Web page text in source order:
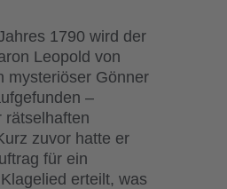
1790 wird der
Leopold von
mysteriöser Gönner
–
rätselhaften
zuvor hatte er
für ein
erteilt, was